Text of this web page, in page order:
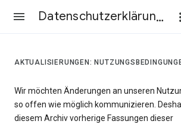
Datenschutzerklärung & Nutzungsbedingungen
AKTUALISIERUNGEN:
Wir möchten Änderungen an unseren
so offen wie möglich kommunizieren.
diesem Archiv vorherige Fassungen dieser